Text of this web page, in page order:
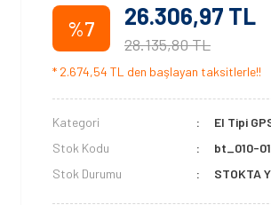
%7 26.306,97 TL
28.135,80 TL
* 2.674,54 TL den başlayan taksitlerle!!
Kategori
El Tipi
Stok Kodu
bt_010-
Stok Durumu
STOKTA